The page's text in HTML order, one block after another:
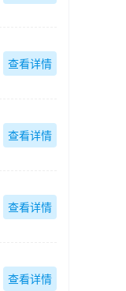
查看详情
查看详情
查看详情
查看详情